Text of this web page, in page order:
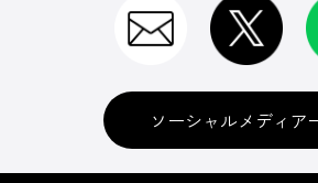
ソーシャルメディア